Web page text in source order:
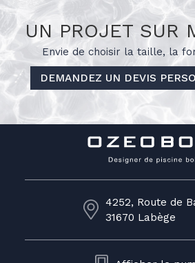
UN PROJET SUR
Envie de choisir la taille, la
DEMANDEZ UN DEVIS
4252, Route de
31670 Labège